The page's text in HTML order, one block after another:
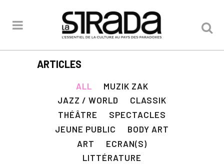
ARTICLES
ALL
MUZIK ZAK
JAZZ / WORLD
CLASSIK
THÉÂTRE
SPECTACLES
JEUNE PUBLIC
BODY ART
ART
ECRAN(S)
LITTÉRATURE